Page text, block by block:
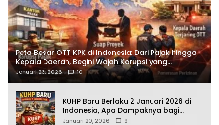
Peta Besar OTT KPK di Indonesia: Dari Pajak hingga
Kepala Daerah, Begini Wajah Korupsi yang
Terbongkar
Januari 23, 2026 10
KUHP Baru Berlaku 2 Januari 2026 di
Indonesia, Apa Dampaknya bagi
Kehidupan Warga? Ini Aturan Kunci
Januari 20, 2026 9